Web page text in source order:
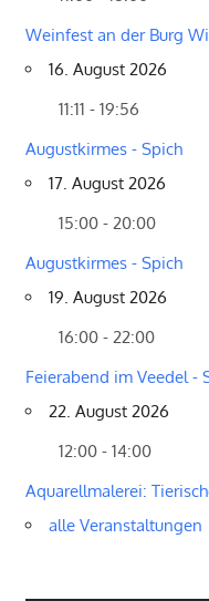
Weinfest an der Burg
16. August 2026
11:11 - 19:56
Augustkirmes - Spich
17. August 2026
15:00 - 20:00
Augustkirmes - Spich
19. August 2026
16:00 - 22:00
Feierabend im Veedel -
22. August 2026
12:00 - 14:00
Aquarellmalerei:
alle Veranstaltungen